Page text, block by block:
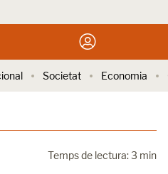
Societat Economia
Temps de lectura: 3 min